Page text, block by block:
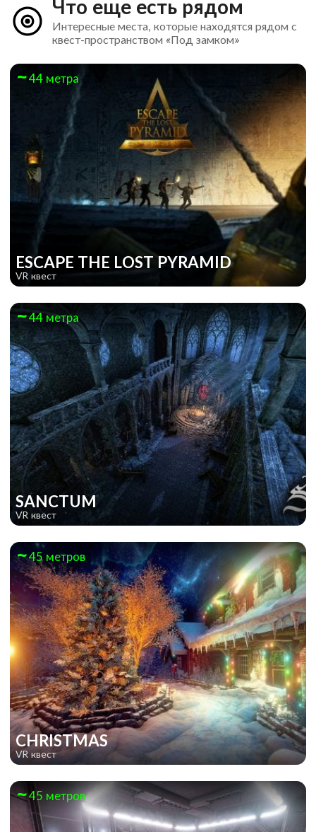
Что еще есть рядом
Интересные места, которые находятся рядом с
квест-пространством «Под замком»
44 метра
ESCAPE THE LOST PYRAMID
VR квест
44 метра
SANCTUM
VR квест
45 метров
CHRISTMAS
VR квест
45 метров